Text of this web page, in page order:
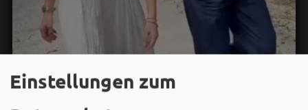
Einstellungen zum